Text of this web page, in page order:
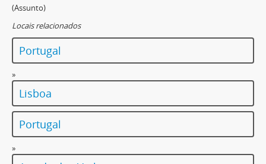
(Assunto)
Locais relacionados
Portugal
»
Lisboa
Portugal
»